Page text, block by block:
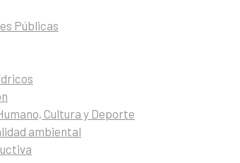
Públicas
Cultura y Deporte
ambiental